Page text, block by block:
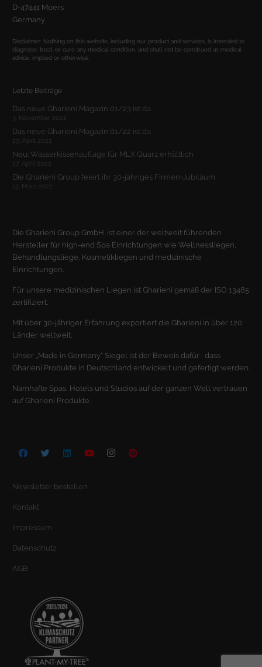
D-47441 Moers
Germany
Disclaimer: Nothing on this website, including our product and services, is intended to
diagnose, treat, or cure any medical condition, and shall not be construed as medical
advice, implied or otherwise.
Letzte Beiträge
Das neue Gharieni Magazin 01/23 ist da
3. November 2022
Das neue Gharieni Magazin 01/22 ist da
29. April 2022
Neu: Wasserkissenauflage für MLX Quarz erhältlich
27. April 2022
Die Gharieni Group feiert ihr 30-jähriges Firmen-Jubiläum
15. März 2022
Die Gharieni Group GmbH. ist einer der weltweit führenden
Hersteller für high-end Spa Einrichtungen wie Wellnessliegen,
Behandlungsliege, Kosmetikliegen und medizinische
Einrichtungen.
Für unsere medizinischen Liegen ist Gharieni gemäß der ISO 13485
zertifiziert.
Mit über 30-jähriger Erfahrung exportiert die Gharieni in über 120
Länder weltweit.
Unser „Made in Germany“ Siegel ist der Beweis dafür , dass
Gharieni Produkte in Deutschland entwickelt und gefertigt werden.
Namhafte Spas, Hotels und Studios auf der ganzen Welt vertrauen
auf Gharieni Produkte.
Newsletter bestellen
Kontakt
Impressum
Datenschutz
AGB